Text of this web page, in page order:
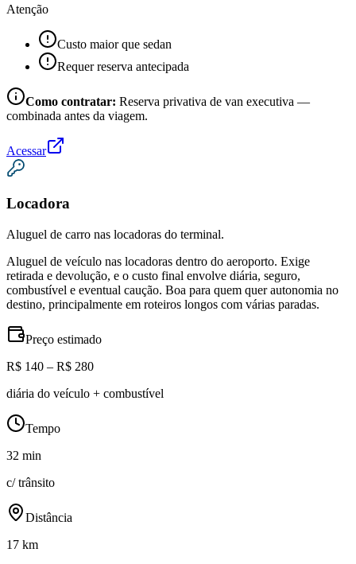
Atenção
Custo maior que sedan
Requer reserva antecipada
Como contratar: Reserva privativa de van executiva —
combinada antes da viagem.
Acessar
Locadora
Aluguel de carro nas locadoras do terminal.
Aluguel de veículo nas locadoras dentro do aeroporto. Exige
retirada e devolução, e o custo final envolve diária, seguro,
combustível e eventual caução. Boa para quem quer autonomia no
destino, principalmente em roteiros longos com várias paradas.
Preço estimado
R$ 140 – R$ 280
diária do veículo + combustível
Tempo
32 min
c/ trânsito
Distância
17 km